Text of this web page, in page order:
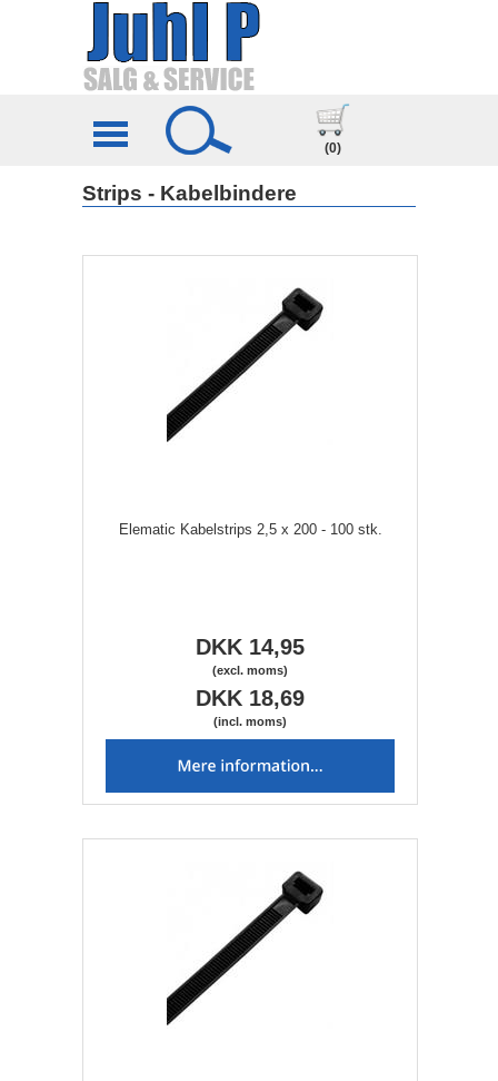
(0)
Strips - Kabelbindere
Elematic Kabelstrips 2,5 x 200 - 100 stk.
DKK 14,95
(excl. moms)
DKK 18,69
(incl. moms)